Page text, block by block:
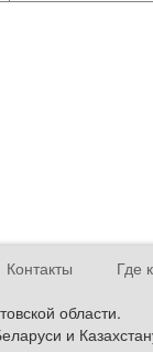
Контакты
Где
области.
и